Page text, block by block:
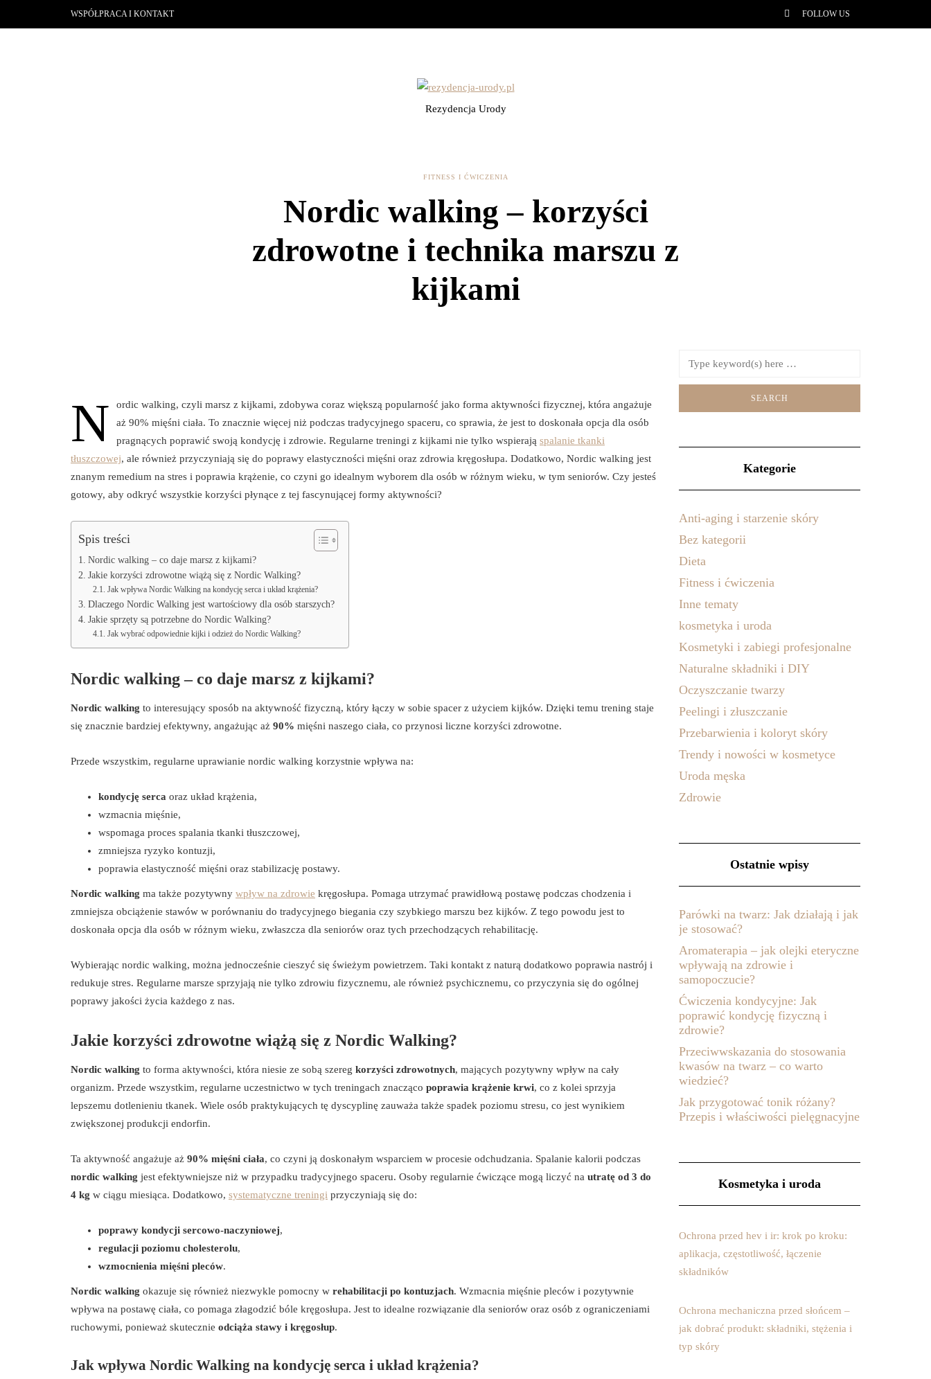
WSPÓŁPRACA I KONTAKT FOLLOW US
Rezydencja Urody
FITNESS I ĆWICZENIA
Nordic walking – korzyści
zdrowotne i technika marszu z
kijkami
N
ordic walking, czyli marsz z kijkami, zdobywa coraz większą popularność jako forma aktywności fizycznej, która angażuje
aż 90% mięśni ciała. To znacznie więcej niż podczas tradycyjnego spaceru, co sprawia, że jest to doskonała opcja dla osób
pragnących poprawić swoją kondycję i zdrowie. Regularne treningi z kijkami nie tylko wspierają spalanie tkanki
tłuszczowej, ale również przyczyniają się do poprawy elastyczności mięśni oraz zdrowia kręgosłupa. Dodatkowo, Nordic walking jest
znanym remedium na stres i poprawia krążenie, co czyni go idealnym wyborem dla osób w różnym wieku, w tym seniorów. Czy jesteś
gotowy, aby odkryć wszystkie korzyści płynące z tej fascynującej formy aktywności?
Spis treści
Nordic walking – co daje marsz z kijkami?
Jakie korzyści zdrowotne wiążą się z Nordic Walking?
Jak wpływa Nordic Walking na kondycję serca i układ krążenia?
Dlaczego Nordic Walking jest wartościowy dla osób starszych?
Jakie sprzęty są potrzebne do Nordic Walking?
Jak wybrać odpowiednie kijki i odzież do Nordic Walking?
Nordic walking – co daje marsz z kijkami?
Nordic walking to interesujący sposób na aktywność fizyczną, który łączy w sobie spacer z użyciem kijków. Dzięki temu trening staje
się znacznie bardziej efektywny, angażując aż 90% mięśni naszego ciała, co przynosi liczne korzyści zdrowotne.
Przede wszystkim, regularne uprawianie nordic walking korzystnie wpływa na:
kondycję serca oraz układ krążenia,
wzmacnia mięśnie,
wspomaga proces spalania tkanki tłuszczowej,
zmniejsza ryzyko kontuzji,
poprawia elastyczność mięśni oraz stabilizację postawy.
Nordic walking ma także pozytywny wpływ na zdrowie kręgosłupa. Pomaga utrzymać prawidłową postawę podczas chodzenia i
zmniejsza obciążenie stawów w porównaniu do tradycyjnego biegania czy szybkiego marszu bez kijków. Z tego powodu jest to
doskonała opcja dla osób w różnym wieku, zwłaszcza dla seniorów oraz tych przechodzących rehabilitację.
Wybierając nordic walking, można jednocześnie cieszyć się świeżym powietrzem. Taki kontakt z naturą dodatkowo poprawia nastrój i
redukuje stres. Regularne marsze sprzyjają nie tylko zdrowiu fizycznemu, ale również psychicznemu, co przyczynia się do ogólnej
poprawy jakości życia każdego z nas.
Jakie korzyści zdrowotne wiążą się z Nordic Walking?
Nordic walking to forma aktywności, która niesie ze sobą szereg korzyści zdrowotnych, mających pozytywny wpływ na cały
organizm. Przede wszystkim, regularne uczestnictwo w tych treningach znacząco poprawia krążenie krwi, co z kolei sprzyja
lepszemu dotlenieniu tkanek. Wiele osób praktykujących tę dyscyplinę zauważa także spadek poziomu stresu, co jest wynikiem
zwiększonej produkcji endorfin.
Ta aktywność angażuje aż 90% mięśni ciała, co czyni ją doskonałym wsparciem w procesie odchudzania. Spalanie kalorii podczas
nordic walking jest efektywniejsze niż w przypadku tradycyjnego spaceru. Osoby regularnie ćwiczące mogą liczyć na utratę od 3 do
4 kg w ciągu miesiąca. Dodatkowo, systematyczne treningi przyczyniają się do:
poprawy kondycji sercowo-naczyniowej,
regulacji poziomu cholesterolu,
wzmocnienia mięśni pleców.
Nordic walking okazuje się również niezwykle pomocny w rehabilitacji po kontuzjach. Wzmacnia mięśnie pleców i pozytywnie
wpływa na postawę ciała, co pomaga złagodzić bóle kręgosłupa. Jest to idealne rozwiązanie dla seniorów oraz osób z ograniczeniami
ruchowymi, ponieważ skutecznie odciąża stawy i kręgosłup.
Jak wpływa Nordic Walking na kondycję serca i układ krążenia?
Kategorie
Anti-aging i starzenie skóry
Bez kategorii
Dieta
Fitness i ćwiczenia
Inne tematy
kosmetyka i uroda
Kosmetyki i zabiegi profesjonalne
Naturalne składniki i DIY
Oczyszczanie twarzy
Peelingi i złuszczanie
Przebarwienia i koloryt skóry
Trendy i nowości w kosmetyce
Uroda męska
Zdrowie
Ostatnie wpisy
Parówki na twarz: Jak działają i jak
je stosować?
Aromaterapia – jak olejki eteryczne
wpływają na zdrowie i
samopoczucie?
Ćwiczenia kondycyjne: Jak
poprawić kondycję fizyczną i
zdrowie?
Przeciwwskazania do stosowania
kwasów na twarz – co warto
wiedzieć?
Jak przygotować tonik różany?
Przepis i właściwości pielęgnacyjne
Kosmetyka i uroda
Ochrona przed hev i ir: krok po kroku:
aplikacja, częstotliwość, łączenie
składników
Ochrona mechaniczna przed słońcem –
jak dobrać produkt: składniki, stężenia i
typ skóry